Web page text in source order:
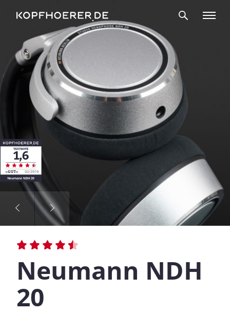
Neumann NDH
20